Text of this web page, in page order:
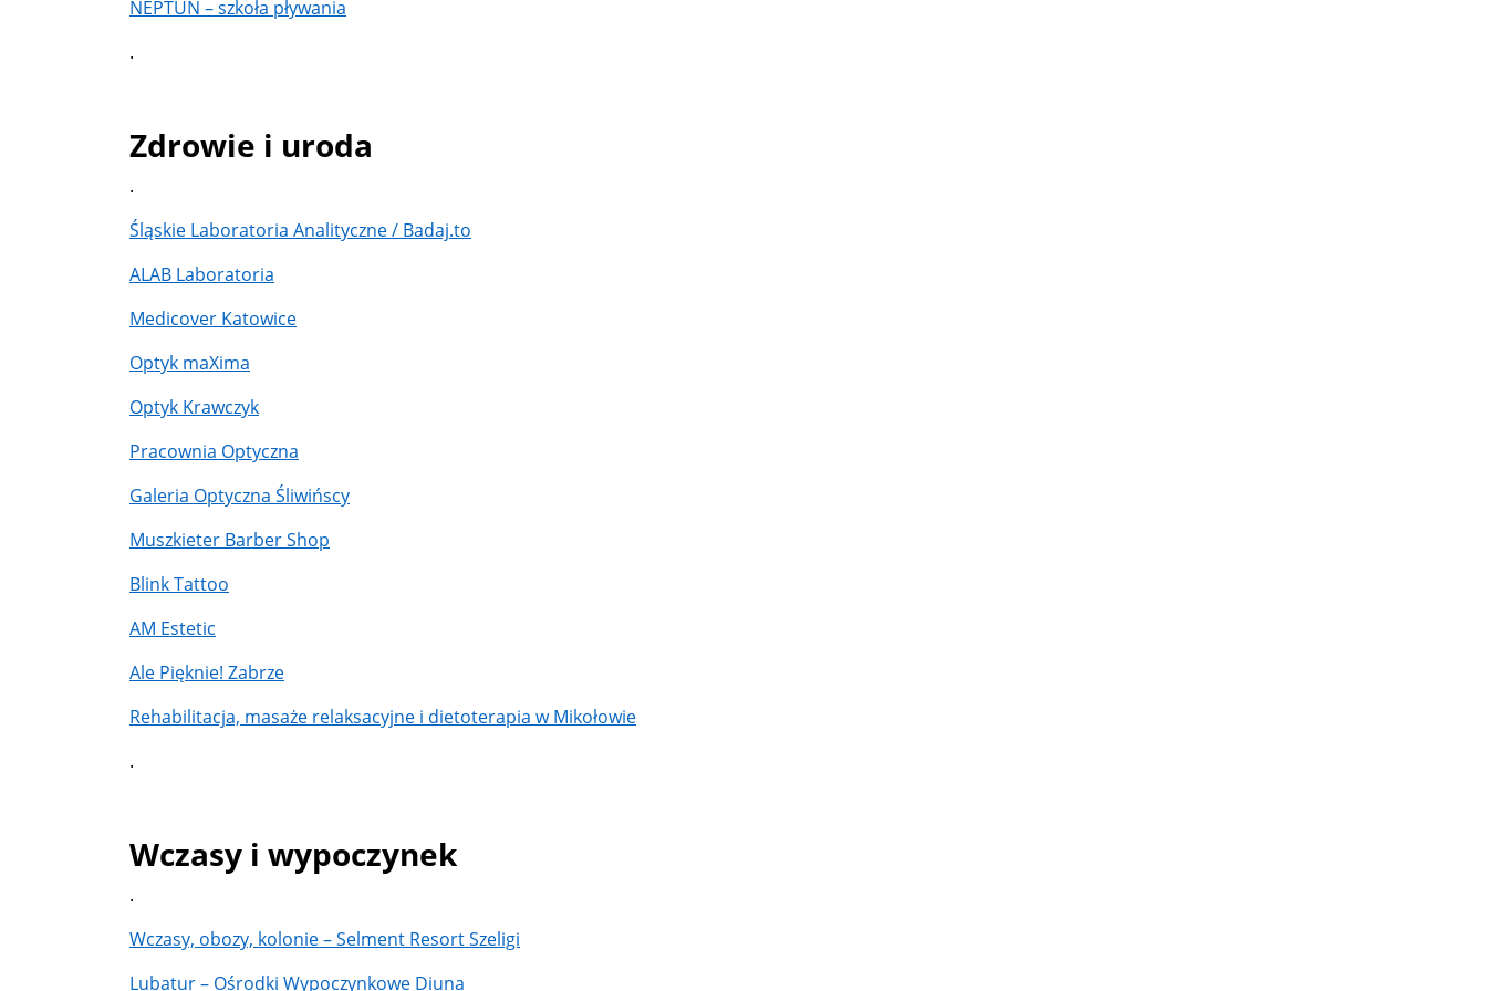
NEPTUN – szkoła pływania
.
Zdrowie i uroda
.
Śląskie Laboratoria Analityczne / Badaj.to
ALAB Laboratoria
Medicover Katowice
Optyk maXima
Optyk Krawczyk
Pracownia Optyczna
Galeria Optyczna Śliwińscy
Muszkieter Barber Shop
Blink Tattoo
AM Estetic
Ale Pięknie! Zabrze
Rehabilitacja, masaże relaksacyjne i dietoterapia w Mikołowie
.
Wczasy i wypoczynek
.
Wczasy, obozy, kolonie – Selment Resort Szeligi
Lubatur – Ośrodki Wypoczynkowe Diuna